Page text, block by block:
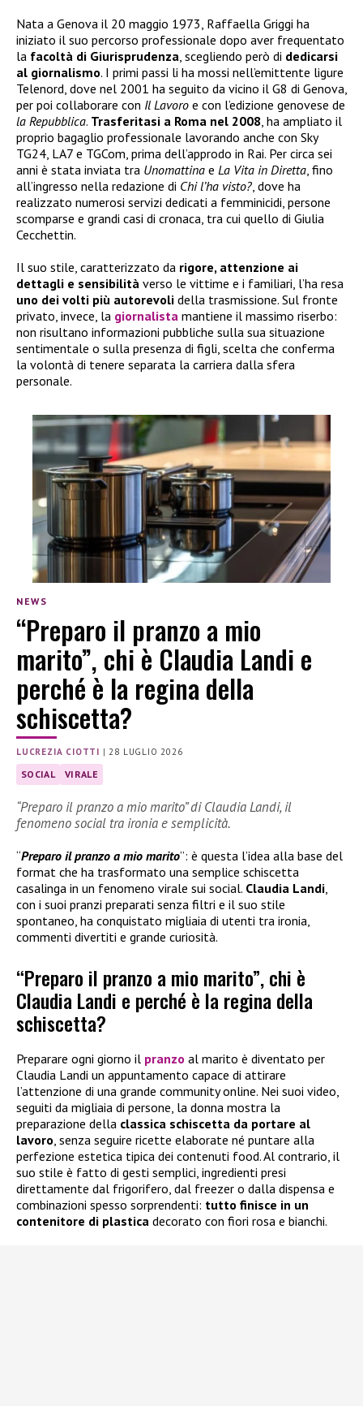
Nata a Genova il 20 maggio 1973, Raffaella Griggi ha
iniziato il suo percorso professionale dopo aver frequentato
la facoltà di Giurisprudenza , scegliendo però di dedicarsi
al giornalismo. I primi passi li ha mossi nell’emittente ligure
Telenord, dove nel 2001 ha seguito da vicino il G8 di Genova,
per poi collaborare con Il Lavoro e con l’edizione genovese de
la Repubblica. Trasferitasi a Roma nel 2008 , ha ampliato il
proprio bagaglio professionale lavorando anche con Sky
TG24, LA7 e TGCom, prima dell’approdo in Rai. Per circa sei
anni è stata inviata tra Unomattina e La Vita in Diretta , fino
all’ingresso nella redazione di Chi l’ha visto? , dove ha
realizzato numerosi servizi dedicati a femminicidi, persone
scomparse e grandi casi di cronaca, tra cui quello di Giulia
Cecchettin.
Il suo stile, caratterizzato da rigore, attenzione ai
dettagli e sensibilità verso le vittime e i familiari, l’ha resa
uno dei volti più autorevoli della trasmissione. Sul fronte
privato, invece, la giornalista mantiene il massimo riserbo:
non risultano informazioni pubbliche sulla sua situazione
sentimentale o sulla presenza di figli, scelta che conferma
la volontà di tenere separata la carriera dalla sfera
personale.
NEWS
“Preparo il pranzo a mio
marito”, chi è Claudia Landi e
perché è la regina della
schiscetta?
LUCREZIA CIOTTI |28 LUGLIO 2026
SOCIAL VIRALE
“Preparo il pranzo a mio marito” di Claudia Landi, il
fenomeno social tra ironia e semplicità.
“Preparo il pranzo a mio marito”: è questa l’idea alla base del
format che ha trasformato una semplice schiscetta
casalinga in un fenomeno virale sui social. Claudia Landi
con i suoi pranzi preparati senza filtri e il suo stile
spontaneo, ha conquistato migliaia di utenti tra ironia,
commenti divertiti e grande curiosità.
“Preparo il pranzo a mio marito”, chi è
Claudia Landi e perché è la regina della
schiscetta?
Preparare ogni giorno il pranzo al marito è diventato per
Claudia Landi un appuntamento capace di attirare
l’attenzione di una grande community online. Nei suoi video,
seguiti da migliaia di persone, la donna mostra la
preparazione della classica schiscetta da portare al
lavoro, senza seguire ricette elaborate né puntare alla
perfezione estetica tipica dei contenuti food. Al contrario, il
suo stile è fatto di gesti semplici, ingredienti presi
direttamente dal frigorifero, dal freezer o dalla dispensa e
combinazioni spesso sorprendenti: tutto finisce in un
contenitore di plastica decorato con fiori rosa e bianchi.